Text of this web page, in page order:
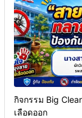
กิจกรรม Big
เลือดออก